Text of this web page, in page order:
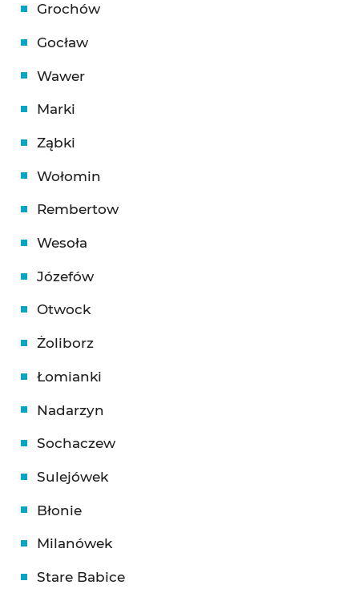
Grochów
Gocław
Wawer
Marki
Ząbki
Wołomin
Rembertow
Wesoła
Józefów
Otwock
Żoliborz
Łomianki
Nadarzyn
Sochaczew
Sulejówek
Błonie
Milanówek
Stare Babice